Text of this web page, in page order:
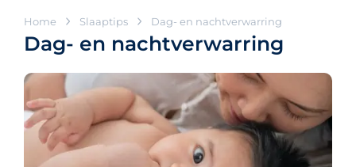
Home Slaaptips Dag- en nachtverwarring
Dag- en nachtverwarring